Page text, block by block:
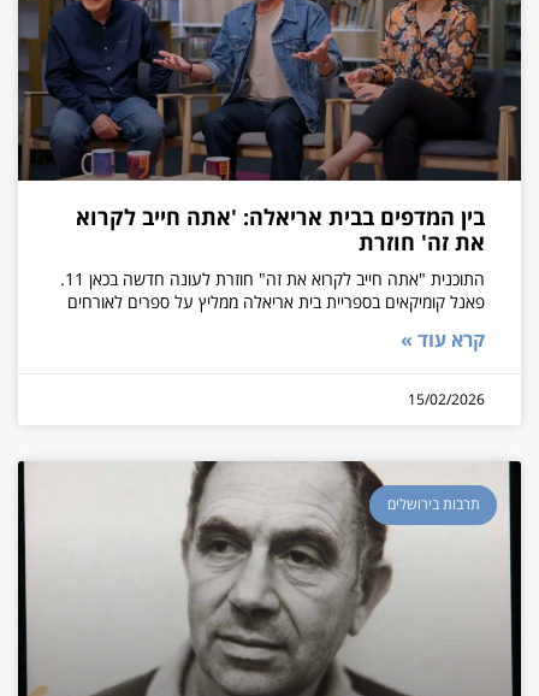
בין המדפים בבית אריאלה: 'אתה חייב לקרוא
את זה' חוזרת
התוכנית "אתה חייב לקרוא את זה" חוזרת לעונה חדשה בכאן 11.
פאנל קומיקאים בספריית בית אריאלה ממליץ על ספרים לאורחים
קרא עוד »
15/02/2026
תרבות בירושלים